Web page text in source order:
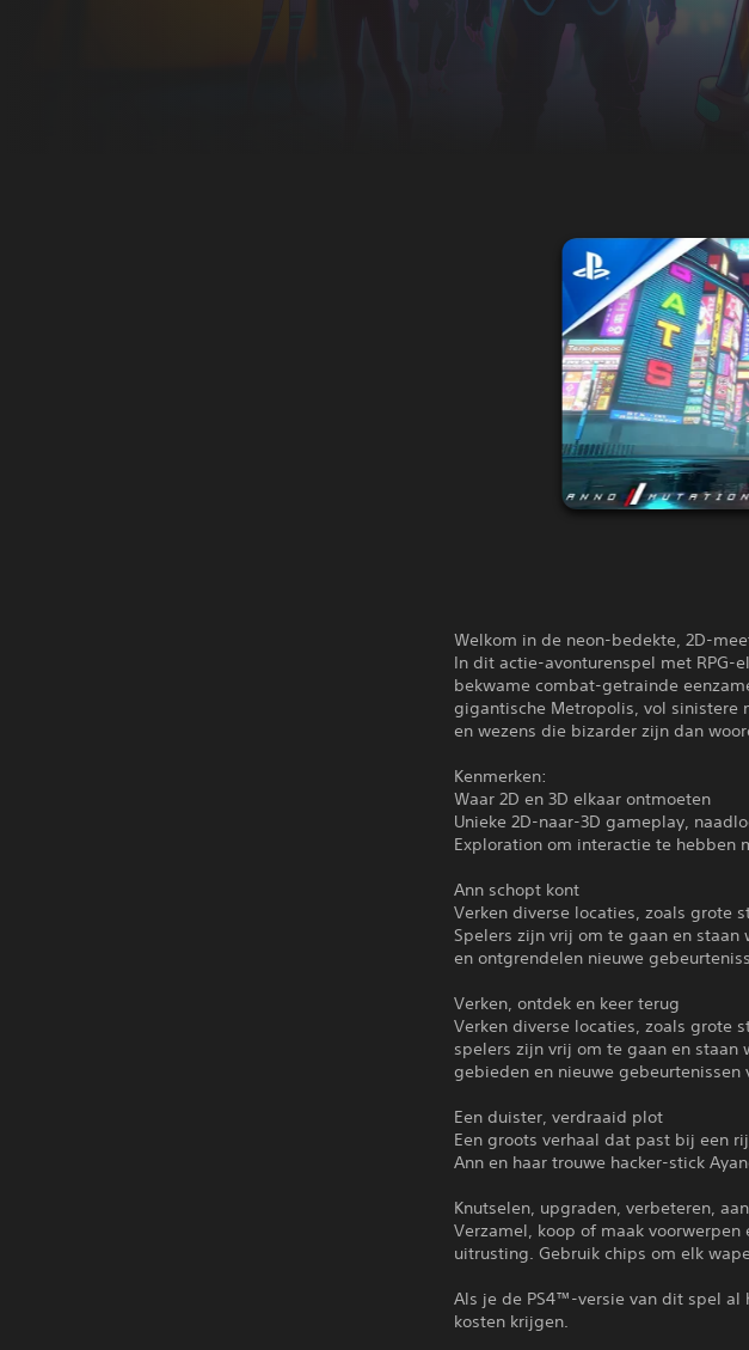
Welkom in de neon-bedekte, 2D-
In dit actie-avonturenspel met RPG-
bekwame combat-getrainde
gigantische Metropolis, vol sinistere
en wezens die bizarder zijn dan
Kenmerken:
Waar 2D en 3D elkaar ontmoeten
Unieke 2D-naar-3D gameplay,
Exploration om interactie te hebben
Ann schopt kont
Verken diverse locaties, zoals grote
Spelers zijn vrij om te gaan en
en ontgrendelen nieuwe
Verken, ontdek en keer terug
Verken diverse locaties, zoals grote
spelers zijn vrij om te gaan en staan
gebieden en nieuwe gebeurtenissen
Een duister, verdraaid plot
Een groots verhaal dat past bij een
Ann en haar trouwe hacker-stick
Knutselen, upgraden, verbeteren,
Verzamel, koop of maak
uitrusting. Gebruik chips om elk
Als je de PS4™-versie van dit spel
kosten krijgen.